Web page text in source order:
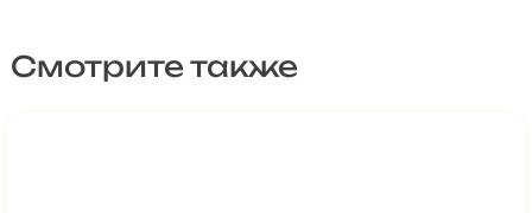
Смотрите также